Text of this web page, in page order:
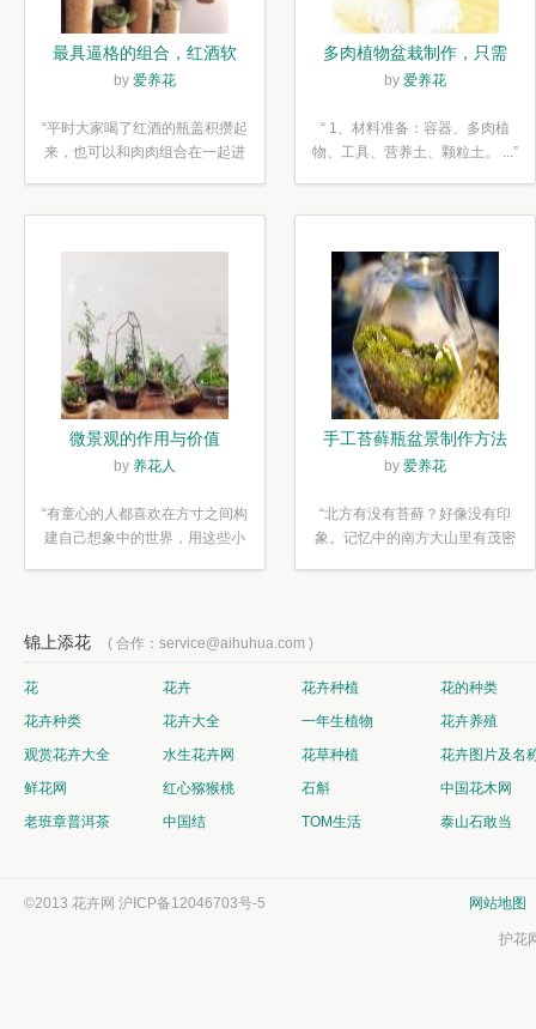
最具逼格的组合，红酒软
木塞diy多肉植物盆栽
by 爱养花
“平时大家喝了红酒的瓶盖积攒起
来，也可以和肉肉组合在一起进
多肉植物盆栽制作，只需
简单6步
by 爱养花
“ 1、材料准备：容器、多肉植
物、工具、营养土、颗粒土。 ...”
微景观的作用与价值
by 养花人
“有童心的人都喜欢在方寸之间构
建自己想象中的世界，用这些小
手工苔藓瓶盆景制作方法
by 爱养花
“北方有没有苔藓？好像没有印
象。记忆中的南方大山里有茂密
锦上添花 ( 合作：service@aihuhua.com )
花 花卉 花卉种植
花的种类
花卉种类
花卉大全 一年生植物
花卉养殖
观赏花卉大全
水生花卉网 花草种植
花卉图片及名
鲜花网
红心猕猴桃 石斛
中国花木网
老班章普洱茶
中国结 TOM生活 泰山石敢当
©2013 花卉网 沪ICP备12046703号-5 网站地图
护花